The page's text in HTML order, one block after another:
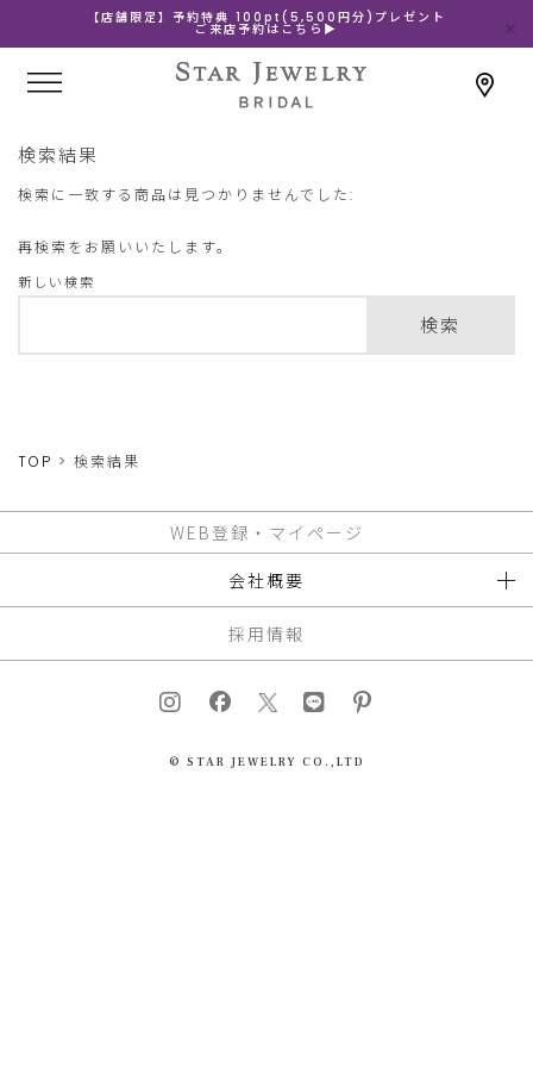
【店舗限定】予約特典 100pt(5,500円分)プレゼント
ご来店予約はこちら▶
検索結果
検索に一致する商品は見つかりませんでした:
再検索をお願いいたします。
新しい検索
検索
TOP 検索結果
WEB登録・マイページ
会社概要
採用情報
© STAR JEWELRY CO.,LTD